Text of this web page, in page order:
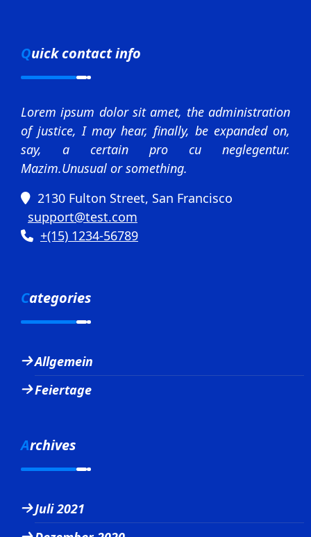
Quick contact info
Lorem ipsum dolor sit amet, the administration
of justice, I may hear, finally, be expanded on,
say, a certain pro cu neglegentur.
Mazim.Unusual or something.
2130 Fulton Street, San Francisco
support@test.com
+(15) 1234-56789
Categories
Allgemein
Feiertage
Archives
Juli 2021